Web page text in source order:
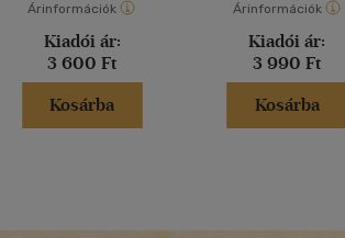
Árinformációk
Kiadói ár:
3 600 Ft
Kosárba
Árinformációk
Kiadói ár:
3 990 Ft
Kosárba